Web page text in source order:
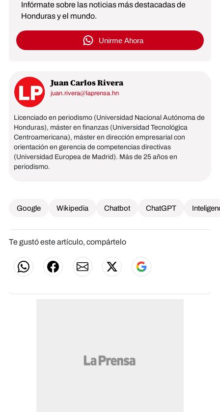
Infórmate sobre las noticias más destacadas de
Honduras y el mundo.
Unirme Ahora
Juan Carlos Rivera
juan.rivera@laprensa.hn
Licenciado en periodismo (Universidad Nacional Autónoma de
Honduras), máster en finanzas (Universidad Tecnológica
Centroamericana), máster en dirección empresarial con
orientación en gerencia de competencias directivas
(Universidad Europea de Madrid). Más de 25 años en
periodismo.
Google Wikipedia Chatbot ChatGPT
Te gustó este artículo, compártelo